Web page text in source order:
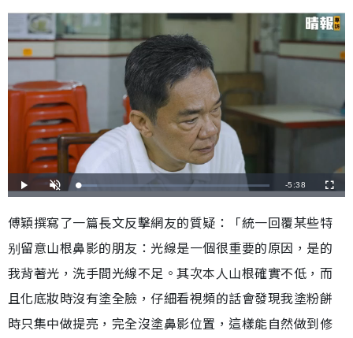
播
放
開
啟
載
入
:
9
5
9
剩
間
-5:38
全
螢
傅穎撰寫了一篇長文反擊網友的質疑：「統一回覆某些特
别留意山根鼻影的朋友：光線是一個很重要的原因，是的
我背著光，洗手間光線不足。其次本人山根確實不低，而
且化底妝時沒有塗全臉，仔細看視頻的話會發現我塗粉餅
時只集中做提亮，完全沒塗鼻影位置，這樣能自然做到修